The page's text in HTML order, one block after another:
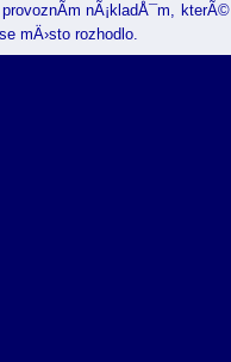
nÃ¡kladÅ¯m, kterÃ©
mÄ›sto rozhodlo.